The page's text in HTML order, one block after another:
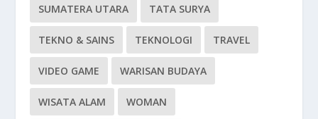
SUMATERA UTARA TATA SURYA
TEKNO & SAINS TEKNOLOGI TRAVEL
VIDEO GAME WARISAN BUDAYA
WISATA ALAM WOMAN